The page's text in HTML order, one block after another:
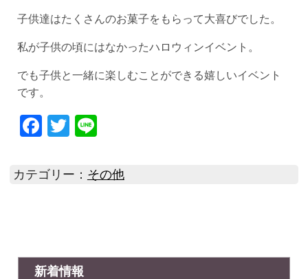
子供達はたくさんのお菓子をもらって大喜びでした。
私が子供の頃にはなかったハロウィンイベント。
でも子供と一緒に楽しむことができる嬉しいイベント
です。
Facebook
Twitter
Line
カテゴリー： その他
新着情報